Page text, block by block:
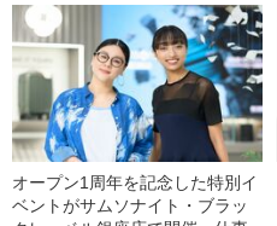
オープン1周年を記念した特別イ
ベントがサムソナイト・ブラッ